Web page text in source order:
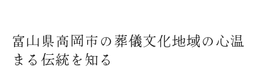
高岡市での葬儀セレモニーが持つ特別な意味
故人を偲ぶセレモニーの背景
富山県高岡市の葬儀文化地域の心温
まる伝統を知る